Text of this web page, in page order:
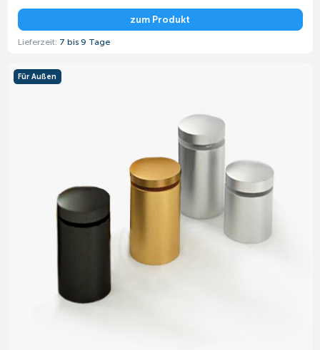
zum Produkt
Lieferzeit: 7 bis 9 Tage
Für Außen